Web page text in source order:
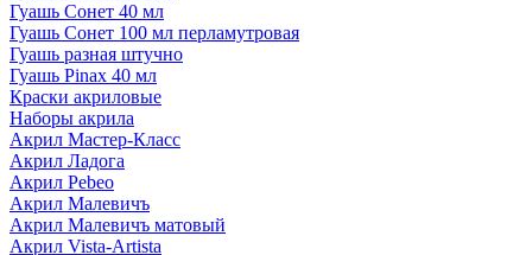
Гуашь Сонет 40 мл
Гуашь Сонет 100 мл перламутровая
Гуашь разная штучно
Гуашь Pinax 40 мл
Краски акриловые
Наборы акрила
Акрил Мастер-Класс
Акрил Ладога
Акрил Pebeo
Акрил Малевичъ
Акрил Малевичъ матовый
Акрил Vista-Artista